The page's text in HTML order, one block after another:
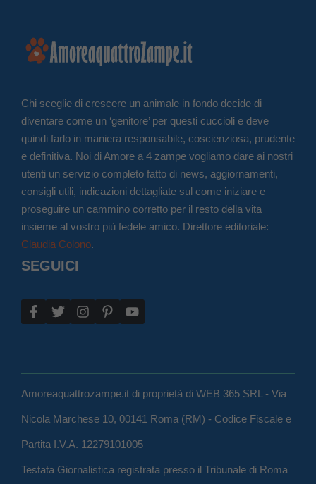
Chi sceglie di crescere un animale in fondo decide di
diventare come un ‘genitore’ per questi cuccioli e deve
quindi farlo in maniera responsabile, coscienziosa, prudente
e definitiva. Noi di Amore a 4 zampe vogliamo dare ai nostri
utenti un servizio completo fatto di news, aggiornamenti,
consigli utili, indicazioni dettagliate sul come iniziare e
proseguire un cammino corretto per il resto della vita
insieme al vostro più fedele amico. Direttore editoriale:
Claudia Colono.
SEGUICI
Amoreaquattrozampe.it di proprietà di WEB 365 SRL - Via
Nicola Marchese 10, 00141 Roma (RM) - Codice Fiscale e
Partita I.V.A. 12279101005
Testata Giornalistica registrata presso il Tribunale di Roma